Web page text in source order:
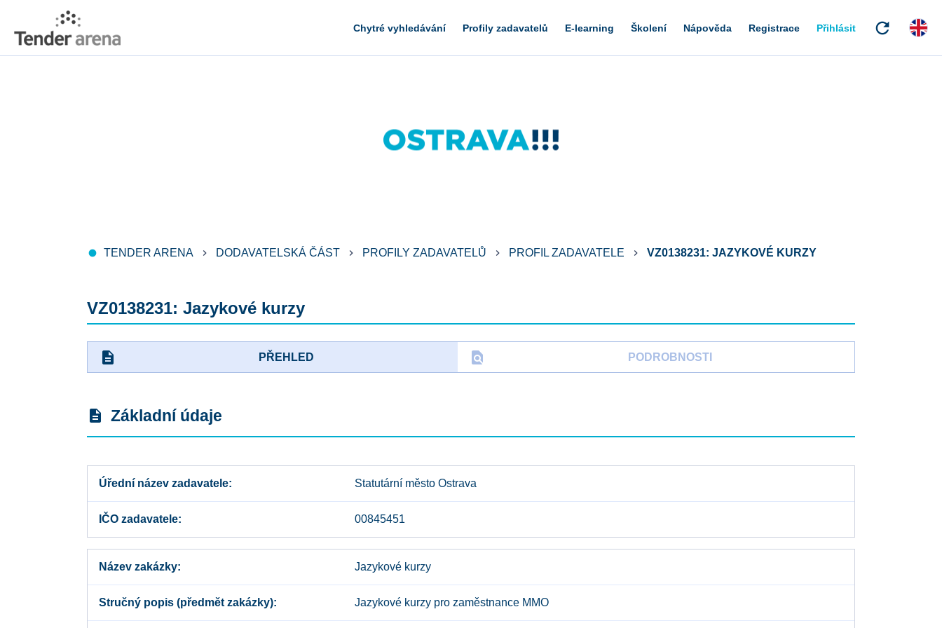
Chytré vyhledávání Profily zadavatelů E-learning Školení Nápověda Registrace Přihlásit refresh
fiber_manual_record TENDER ARENA keyboard_arrow_right DODAVATELSKÁ ČÁST keyboard_arrow_right PROFILY ZADAVATELŮ keyboard_arrow_right PROFIL ZADAVATELE keyboard_arrow_right VZ0138231: JAZYKOVÉ KURZY
VZ0138231: Jazykové kurzy
description PŘEHLED find_in_page PODROBNOSTI
description Základní údaje
Úřední název zadavatele Statutární město Ostrava
IČO zadavatele 00845451
Název zakázky Jazykové kurzy
Stručný popis (předmět zakázky) Jazykové kurzy pro zaměstnance MMO